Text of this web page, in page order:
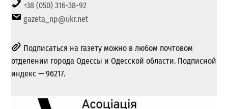
+38 (050) 316-38-92
gazeta_np@ukr.net
Подписаться на газету можно в любом почтовом
отделении города Одессы и Одесской области. Подписной
индекс — 96217.